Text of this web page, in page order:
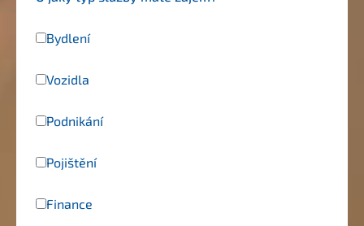
Bydlení
Vozidla
Podnikání
Pojištění
Finance